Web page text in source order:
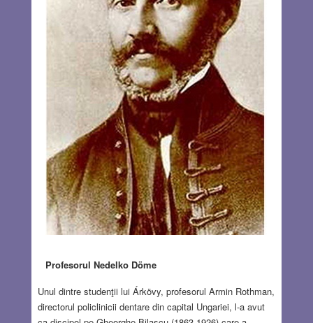
Profesorul Nedelko Döme
Unul dintre studenţii lui Árkövy, profesorul Armin Rothman,
directorul policlinicii dentare din capital Ungariei, l-a avut